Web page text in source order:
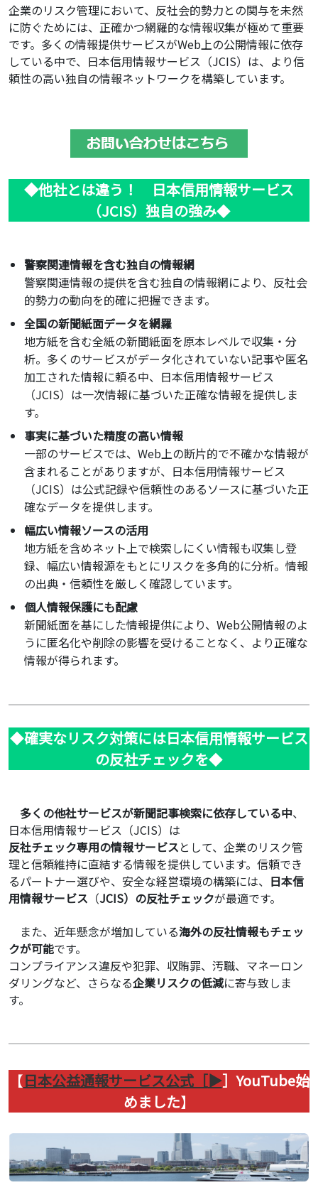
企業のリスク管理において、反社会的勢力との関与を未然
に防ぐためには、正確かつ網羅的な情報収集が極めて重要
です。多くの情報提供サービスがWeb上の公開情報に依存
している中で、日本信用情報サービス（JCIS）は、より信
頼性の高い独自の情報ネットワークを構築しています。
◆他社とは違う！ 日本信用情報サービス
（JCIS）独自の強み◆
警察関連情報を含む独自の情報網
警察関連情報の提供を含む独自の情報網により、反社会
的勢力の動向を的確に把握できます。
全国の新聞紙面データを網羅
地方紙を含む全紙の新聞紙面を原本レベルで収集・分
析。多くのサービスがデータ化されていない記事や匿名
加工された情報に頼る中、日本信用情報サービス
（JCIS）は一次情報に基づいた正確な情報を提供しま
す。
事実に基づいた精度の高い情報
一部のサービスでは、Web上の断片的で不確かな情報が
含まれることがありますが、日本信用情報サービス
（JCIS）は公式記録や信頼性のあるソースに基づいた正
確なデータを提供します。
幅広い情報ソースの活用
地方紙を含めネット上で検索しにくい情報も収集し登
録、幅広い情報源をもとにリスクを多角的に分析。情報
の出典・信頼性を厳しく確認しています。
個人情報保護にも配慮
新聞紙面を基にした情報提供により、Web公開情報のよ
うに匿名化や削除の影響を受けることなく、より正確な
情報が得られます。
◆確実なリスク対策には日本信用情報サービス
の反社チェックを◆
多くの他社サービスが新聞記事検索に依存している中、
日本信用情報サービス（JCIS）は
反社チェック専用の情報サービスとして、企業のリスク管
理と信頼維持に直結する情報を提供しています。信頼でき
るパートナー選びや、安全な経営環境の構築には、 日本信
用情報サービス （JCIS）の反社チェックが最適です。
また、近年懸念が増加している海外の反社情報もチェッ
クが可能です。
コンプライアンス違反や犯罪、収賄罪、汚職、マネーロン
ダリングなど、さらなる企業リスクの低減に寄与致しま
す。
【日本公益通報サービス公式［▶］YouTube始
めました】